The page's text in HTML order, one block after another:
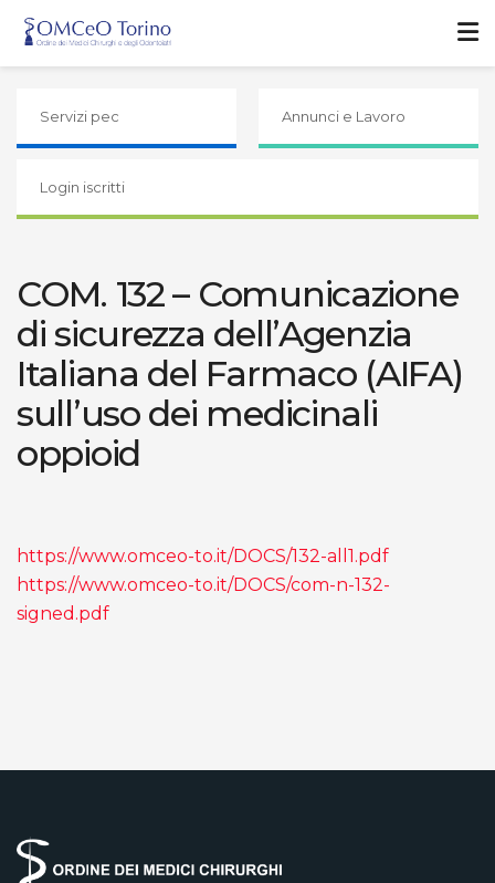
Servizi pec Annunci e Lavoro
Login iscritti
COM. 132 – Comunicazione
di sicurezza dell’Agenzia
Italiana del Farmaco (AIFA)
sull’uso dei medicinali
oppioid
https://www.omceo-to.it/DOCS/132-all1.pdf
https://www.omceo-to.it/DOCS/com-n-132-
signed.pdf